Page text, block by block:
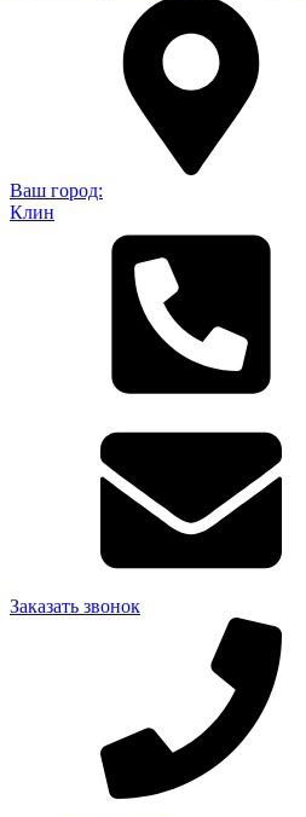
Ваш город:
Клин
Заказать звонок